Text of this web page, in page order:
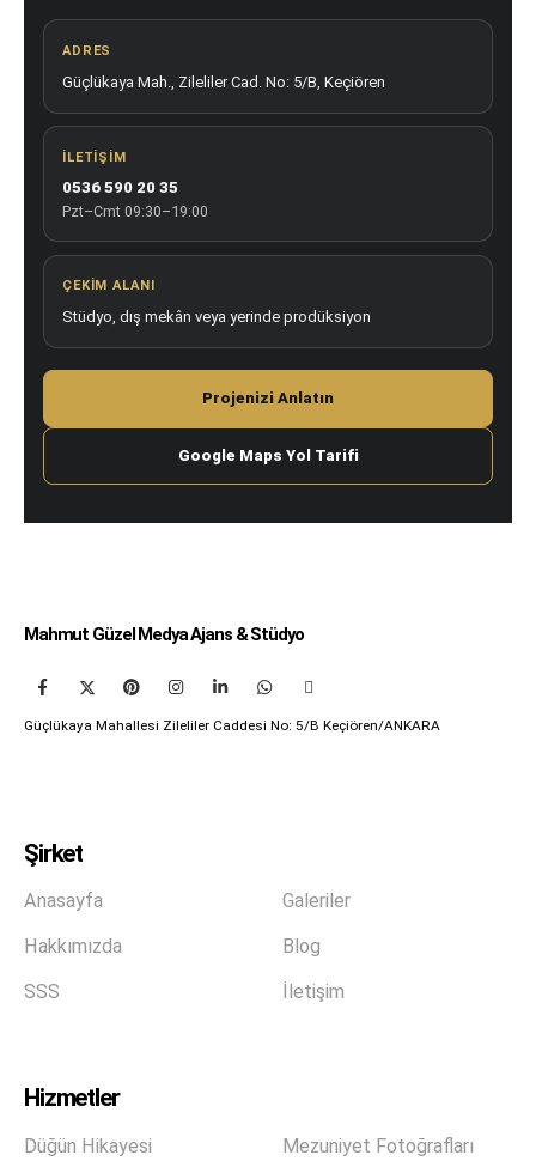
ADRES
Güçlükaya Mah., Zileliler Cad. No: 5/B, Keçiören
İLETIŞIM
0536 590 20 35
Pzt–Cmt 09:30–19:00
ÇEKIM ALANI
Stüdyo, dış mekân veya yerinde prodüksiyon
Projenizi Anlatın
Google Maps Yol Tarifi
Mahmut Güzel Medya Ajans & Stüdyo
Güçlükaya Mahallesi Zileliler Caddesi No: 5/B Keçiören/ANKARA
Şirket
Anasayfa
Hakkımızda
SSS
Galeriler
Blog
İletişim
Hizmetler
Düğün Hikayesi Mezuniyet Fotoğrafları